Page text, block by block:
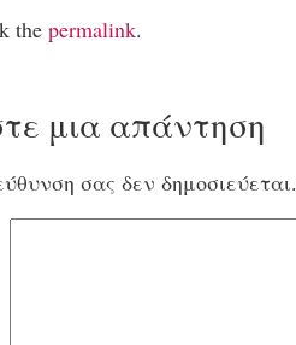
the permalink.
μια απάντηση
σας δεν δημοσιεύεται.